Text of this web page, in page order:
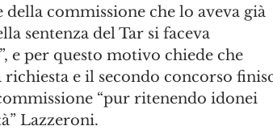
commissione che lo aveva già
sentenza del Tar si faceva
per questo motivo chiede che
e il secondo concorso
“pur ritenendo idonei
Lazzeroni.